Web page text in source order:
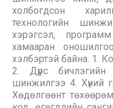
холбогдсон
технологийн
хэрэгсэл,
хамааран
хэлбэртэй байна. 1.
2. Дүрс
шинжилгээ 4. Хүний
Хөдөлгөөнт